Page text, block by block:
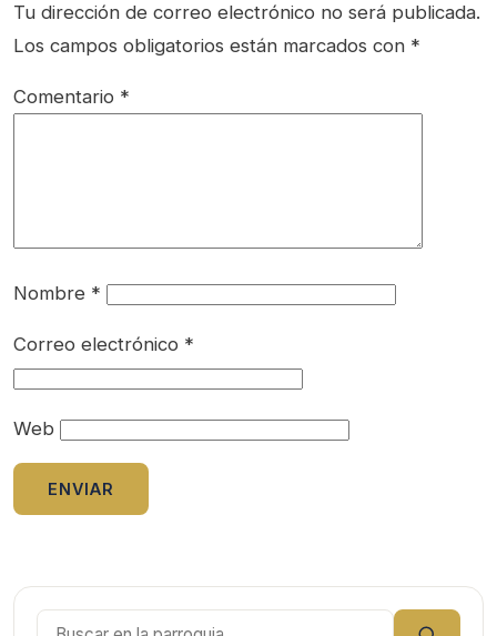
Tu dirección de correo electrónico no será publicada.
Los campos obligatorios están marcados con *
Comentario *
Nombre *
Correo electrónico *
Web
Buscar: